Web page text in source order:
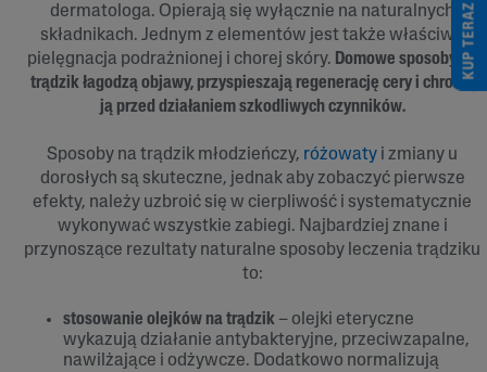
dermatologa. Opierają się wyłącznie na naturalnych
składnikach. Jednym z elementów jest także właściwa
pielęgnacja podrażnionej i chorej skóry. Domowe sposoby na
trądzik łagodzą objawy, przyspieszają regenerację cery i chronią
ją przed działaniem szkodliwych czynników.
Sposoby na trądzik młodzieńczy, różowaty i zmiany u
dorosłych są skuteczne, jednak aby zobaczyć pierwsze
efekty, należy uzbroić się w cierpliwość i systematycznie
wykonywać wszystkie zabiegi. Najbardziej znane i
przynoszące rezultaty naturalne sposoby leczenia trądziku
to:
stosowanie olejków na trądzik – olejki eteryczne
wykazują działanie antybakteryjne, przeciwzapalne,
nawilżające i odżywcze. Dodatkowo normalizują
KUP TERAZ